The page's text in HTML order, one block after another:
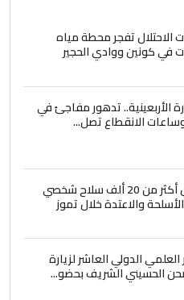
الاحتلال تفجر محطة مياه
في كونين ووادي الحجير
الأربعينية.. تدهور مفاجئ في
الانقطاع تصل...
الداخلية: تسجيل أكثر من 20 ألف سلاح شخصي
والاعتدة خلال تموز
الدولي العاشر لزيارة
الحسيني الشريف بحضو...